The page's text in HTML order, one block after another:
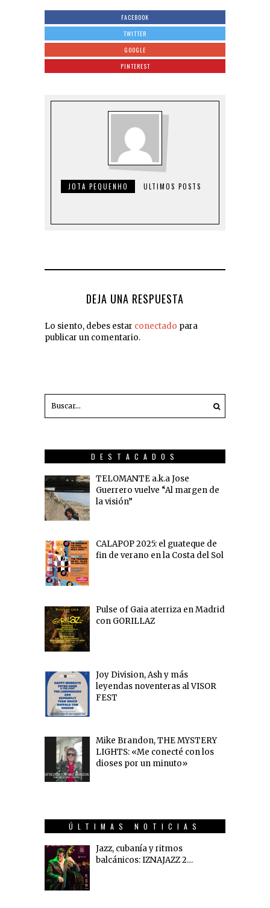
FACEBOOK
TWITTER
GOOGLE
PINTEREST
JOTA PEQUENHO ULTIMOS POSTS
DEJA UNA RESPUESTA
Lo siento, debes estar conectado para
publicar un comentario.
DESTACADOS
TELOMANTE a.k.a Jose
Guerrero vuelve “Al margen de
la visión”
CALAPOP 2025: el guateque de
fin de verano en la Costa del Sol
Pulse of Gaia aterriza en Madrid
con GORILLAZ
Joy Division, Ash y más
leyendas noventeras al VISOR
FEST
Mike Brandon, THE MYSTERY
LIGHTS: «Me conecté con los
dioses por un minuto»
ÚLTIMAS NOTICIAS
Jazz, cubanía y ritmos
balcánicos: IZNAJAZZ 2…